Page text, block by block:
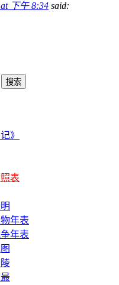
下午 8:34 said:
》
表
年表
年表